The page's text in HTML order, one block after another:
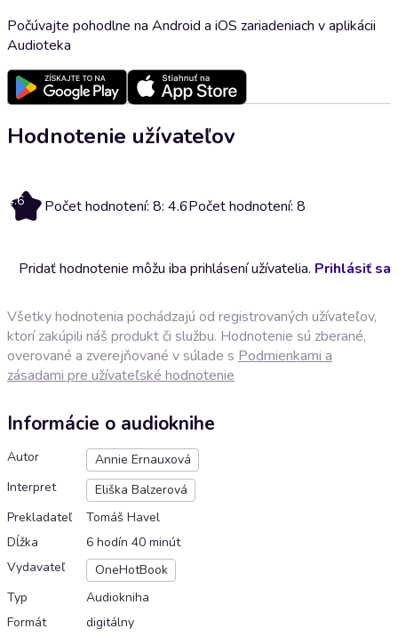
Počúvajte pohodlne na Android a iOS zariadeniach v aplikácii
Audioteka
Hodnotenie užívateľov
4.6 Počet hodnotení: 8: 4.6Počet hodnotení: 8
Pridať hodnotenie môžu iba prihlásení užívatelia. Prihlásiť sa
Všetky hodnotenia pochádzajú od registrovaných užívateľov,
ktorí zakúpili náš produkt či službu. Hodnotenie sú zberané,
overované a zverejňované v súlade s Podmienkami a
zásadami pre užívateľské hodnotenie
Informácie o audioknihe
Autor
Annie Ernauxová
Interpret
Eliška Balzerová
Prekladateľ
Tomáš Havel
Dĺžka
6 hodín 40 minút
Vydavateľ
OneHotBook
Typ
Audiokniha
Formát
digitálny